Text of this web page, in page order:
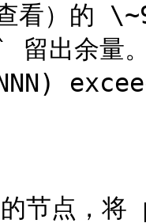
）的
出余量
的节点，